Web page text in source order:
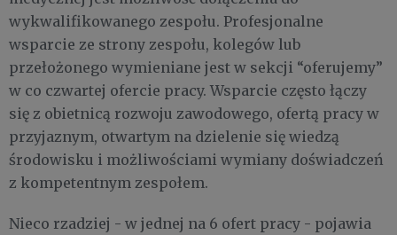
wykwalifikowanego zespołu. Profesjonalne
wsparcie ze strony zespołu, kolegów lub
przełożonego wymieniane jest w sekcji “oferujemy”
w co czwartej ofercie pracy. Wsparcie często łączy
się z obietnicą rozwoju zawodowego, ofertą pracy w
przyjaznym, otwartym na dzielenie się wiedzą
środowisku i możliwościami wymiany doświadczeń
z kompetentnym zespołem.
Nieco rzadziej - w jednej na 6 ofert pracy - pojawia